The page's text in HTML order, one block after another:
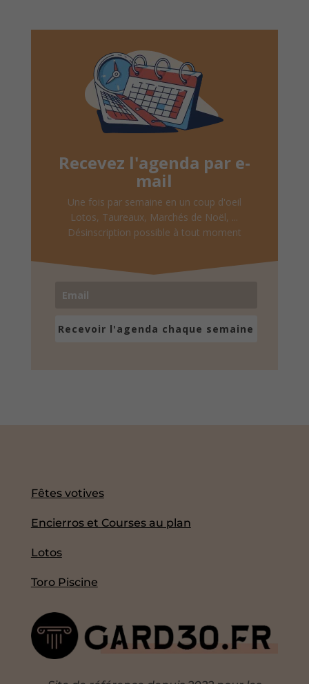
Recevez l'agenda par e-
mail
Une fois par semaine en un coup d'oeil
Lotos, Taureaux, Marchés de Noël, ...
Désinscription possible à tout moment
Recevoir l'agenda chaque semaine
Fêtes votives
Encierros et Courses au plan
Lotos
Toro Piscine